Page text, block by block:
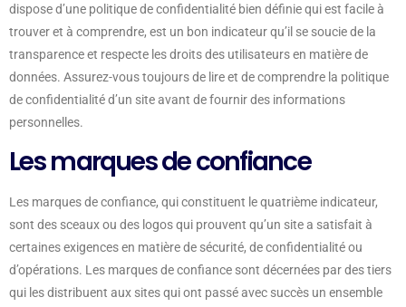
dispose d’une politique de confidentialité bien définie qui est facile à
trouver et à comprendre, est un bon indicateur qu’il se soucie de la
transparence et respecte les droits des utilisateurs en matière de
données. Assurez-vous toujours de lire et de comprendre la politique
de confidentialité d’un site avant de fournir des informations
personnelles.
Les marques de confiance
Les marques de confiance, qui constituent le quatrième indicateur,
sont des sceaux ou des logos qui prouvent qu’un site a satisfait à
certaines exigences en matière de sécurité, de confidentialité ou
d’opérations. Les marques de confiance sont décernées par des tiers
qui les distribuent aux sites qui ont passé avec succès un ensemble